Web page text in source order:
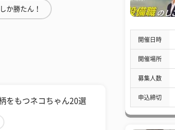
か勝たん！
をもつネコちゃん20選
開催日時
開催場所
募集人数
申込締切